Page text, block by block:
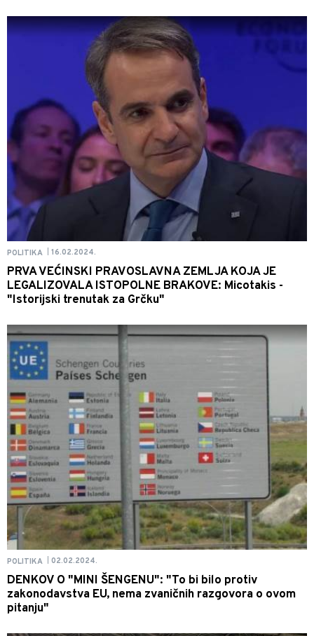
POLITIKA 16.02.2024.
PRVA VEĆINSKI PRAVOSLAVNA ZEMLJA KOJA JE
LEGALIZOVALA ISTOPOLNE BRAKOVE: Micotakis -
"Istorijski trenutak za Grčku"
POLITIKA 02.02.2024.
DENKOV O "MINI ŠENGENU": "To bi bilo protiv
zakonodavstva EU, nema zvaničnih razgovora o ovom
pitanju"